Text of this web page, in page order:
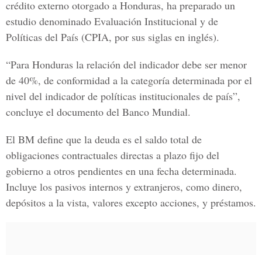
crédito externo otorgado a Honduras, ha preparado un
estudio denominado Evaluación Institucional y de
Políticas del País (CPIA, por sus siglas en inglés).
“Para Honduras la relación del indicador debe ser menor
de 40%, de conformidad a la categoría determinada por el
nivel del indicador de políticas institucionales de país”,
concluye el documento del Banco Mundial.
El BM define que la deuda es el saldo total de
obligaciones contractuales directas a plazo fijo del
gobierno a otros pendientes en una fecha determinada.
Incluye los pasivos internos y extranjeros, como dinero,
depósitos a la vista, valores excepto acciones, y préstamos.